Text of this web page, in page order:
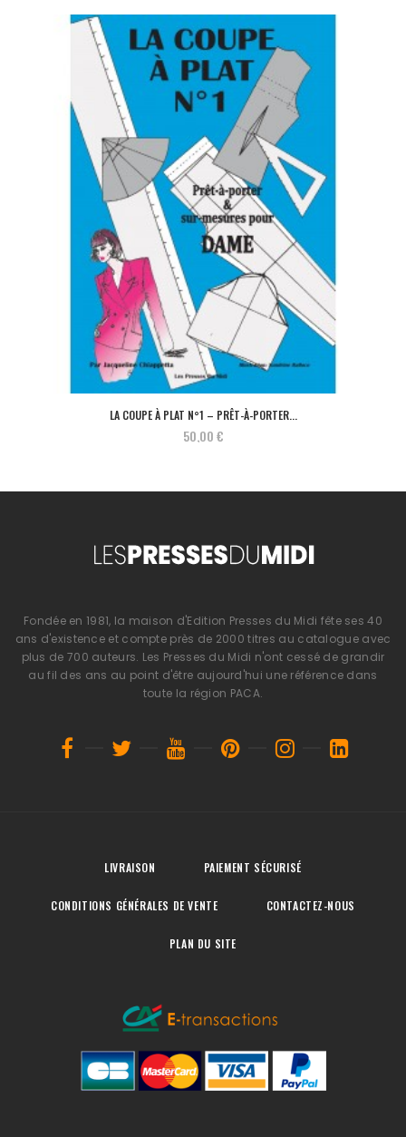
LA COUPE À PLAT N°1 – PRÊT-À-PORTER...
50,00 €
Fondée en 1981, la maison d'Edition Presses du Midi fête ses 40
ans d'existence et compte près de 2000 titres au catalogue avec
plus de 700 auteurs. Les Presses du Midi n'ont cessé de grandir
au fil des ans au point d'être aujourd'hui une référence dans
toute la région PACA.
LIVRAISON PAIEMENT SÉCURISÉ
CONDITIONS GÉNÉRALES DE VENTE CONTACTEZ-NOUS
PLAN DU SITE